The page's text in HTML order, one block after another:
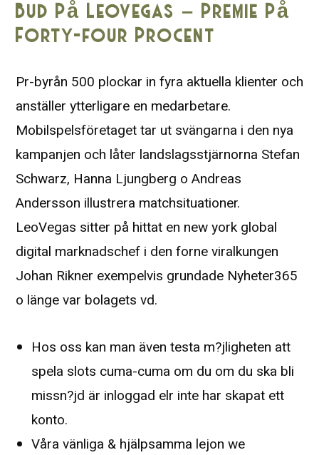
Bud På Leovegas – Premie På
Forty-four Procent
Pr-byrån 500 plockar in fyra aktuella klienter och
anställer ytterligare en medarbetare.
Mobilspelsföretaget tar ut svängarna i den nya
kampanjen och låter landslagsstjärnorna Stefan
Schwarz, Hanna Ljungberg o Andreas
Andersson illustrera matchsituationer.
LeoVegas sitter på hittat en new york global
digital marknadschef i den forne viralkungen
Johan Rikner exempelvis grundade Nyheter365
o länge var bolagets vd.
Hos oss kan man även testa m?jligheten att
spela slots cuma-cuma om du om du ska bli
missn?jd är inloggad elr inte har skapat ett
konto.
Våra vänliga & hjälpsamma lejon we